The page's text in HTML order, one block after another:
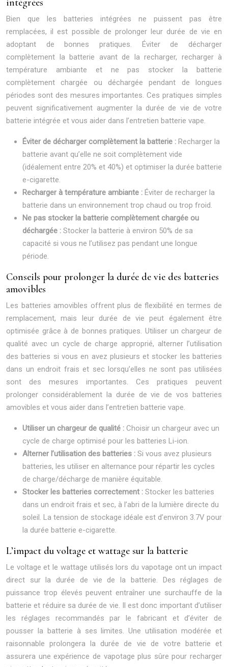
Bien que les batteries intégrées ne puissent pas être
remplacées, il est possible de prolonger leur durée de vie en
adoptant de bonnes pratiques. Éviter de décharger
complètement la batterie avant de la recharger, recharger à
température ambiante et ne pas stocker la batterie
complètement chargée ou déchargée pendant de longues
périodes sont des mesures importantes. Ces pratiques simples
peuvent significativement augmenter la durée de vie de votre
batterie intégrée et vous aider dans l’entretien batterie vape.
Éviter de décharger complètement la batterie : Recharger la
batterie avant qu’elle ne soit complètement vide
(idéalement entre 20% et 40%) et optimiser la durée batterie
e-cigarette.
Recharger à température ambiante : Éviter de recharger la
batterie dans un environnement trop chaud ou trop froid.
Ne pas stocker la batterie complètement chargée ou
déchargée : Stocker la batterie à environ 50% de sa
capacité si vous ne l’utilisez pas pendant une longue
période.
Conseils pour prolonger la durée de vie des batteries
amovibles
Les batteries amovibles offrent plus de flexibilité en termes de
remplacement, mais leur durée de vie peut également être
optimisée grâce à de bonnes pratiques. Utiliser un chargeur de
qualité avec un cycle de charge approprié, alterner l’utilisation
des batteries si vous en avez plusieurs et stocker les batteries
dans un endroit frais et sec lorsqu’elles ne sont pas utilisées
sont des mesures importantes. Ces pratiques peuvent
prolonger considérablement la durée de vie de vos batteries
amovibles et vous aider dans l’entretien batterie vape.
Utiliser un chargeur de qualité : Choisir un chargeur avec un
cycle de charge optimisé pour les batteries Li-ion.
Alterner l’utilisation des batteries : Si vous avez plusieurs
batteries, les utiliser en alternance pour répartir les cycles
de charge/décharge de manière équitable.
Stocker les batteries correctement : Stocker les batteries
dans un endroit frais et sec, à l’abri de la lumière directe du
soleil. La tension de stockage idéale est d’environ 3.7V pour
la durée batterie e-cigarette.
L’impact du voltage et wattage sur la batterie
Le voltage et le wattage utilisés lors du vapotage ont un impact
direct sur la durée de vie de la batterie. Des réglages de
puissance trop élevés peuvent entraîner une surchauffe de la
batterie et réduire sa durée de vie. Il est donc important d’utiliser
les réglages recommandés par le fabricant et d’éviter de
pousser la batterie à ses limites. Une utilisation modérée et
raisonnable prolongera la durée de vie de votre batterie et
assurera une expérience de vapotage plus sûre pour recharger